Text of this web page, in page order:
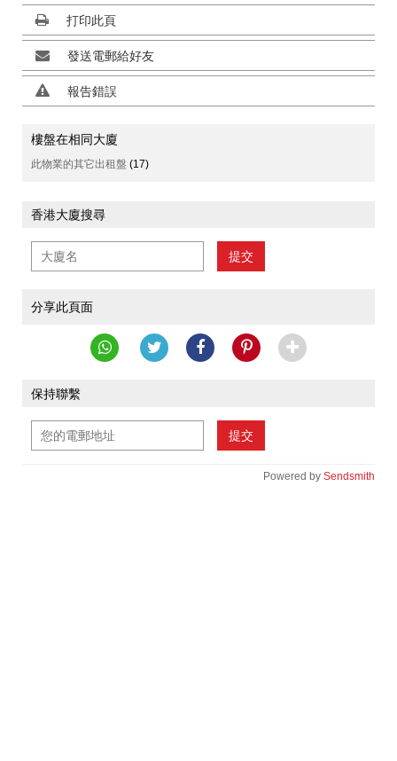
打印此頁
發送電郵給好友
報告錯誤
樓盤在相同大廈
此物業的其它出租盤 (17)
香港大廈搜尋
提交
分享此頁面
保持聯繫
提交
Powered by Sendsmith